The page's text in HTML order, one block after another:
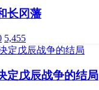
长冈藩
5,455
定戊辰战争的结局